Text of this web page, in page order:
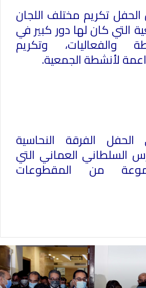
تكريم مختلف اللجان
التي كان لها دور كبير في
والفعاليات، وتكريم
لأنشطة الجمعية.
الفرقة النحاسية
السلطاني العماني التي
من المقطوعات